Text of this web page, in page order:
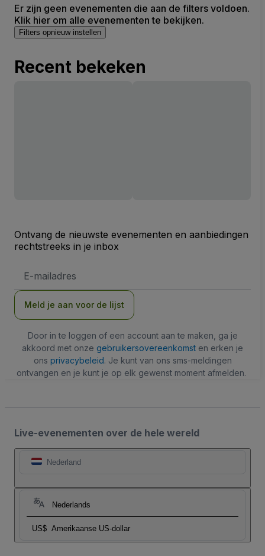
Er zijn geen evenementen die aan de filters voldoen.
Klik hier om alle evenementen te bekijken.
Filters opnieuw instellen
Recent bekeken
Ontvang de nieuwste evenementen en aanbiedingen
rechtstreeks in je inbox
mailadres
Meld je aan voor de lijst
Door in te loggen of een account aan te maken, ga je
akkoord met onze gebruikersovereenkomst en erken je
ons privacybeleid. Je kunt van ons sms-meldingen
ontvangen en je kunt je op elk gewenst moment afmelden.
Live-evenementen over de hele wereld
Nederland
Nederlands
US$ Amerikaanse US-dollar